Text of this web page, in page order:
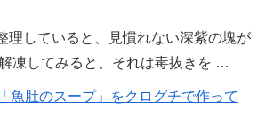
理していると、見慣れない深紫の塊が
凍してみると、それは毒抜きを …
魚肚のスープ」をクログチで作って